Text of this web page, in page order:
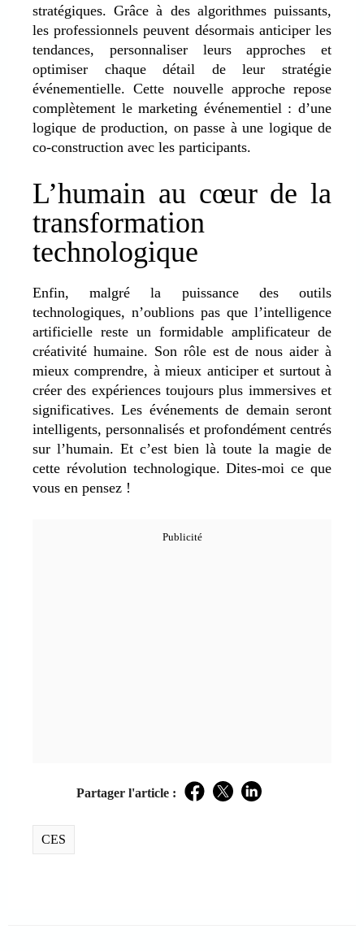
stratégiques. Grâce à des algorithmes puissants,
les professionnels peuvent désormais anticiper les
tendances, personnaliser leurs approches et
optimiser chaque détail de leur stratégie
événementielle. Cette nouvelle approche repose
complètement le marketing événementiel : d’une
logique de production, on passe à une logique de
co-construction avec les participants.
L’humain au cœur de la
transformation
technologique
Enfin, malgré la puissance des outils
technologiques, n’oublions pas que l’intelligence
artificielle reste un formidable amplificateur de
créativité humaine. Son rôle est de nous aider à
mieux comprendre, à mieux anticiper et surtout à
créer des expériences toujours plus immersives et
significatives. Les événements de demain seront
intelligents, personnalisés et profondément centrés
sur l’humain. Et c’est bien là toute la magie de
cette révolution technologique. Dites-moi ce que
vous en pensez !
Partager l'article : Facebook
TwitterLinkedIn
CES